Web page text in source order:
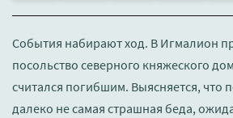
События набирают ход. В Игмалион
посольство северного княжеского
считался погибшим. Выясняется, что
далеко не самая страшная беда,